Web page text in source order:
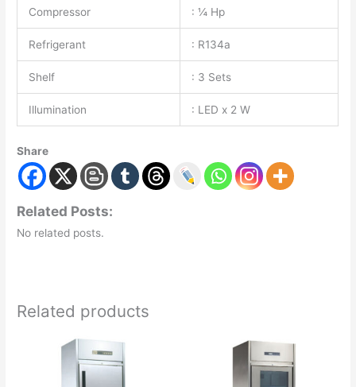
Compressor : ¼ Hp
Refrigerant : R134a
Shelf : 3 Sets
Illumination : LED x 2 W
Share
Related Posts:
No related posts.
Related products